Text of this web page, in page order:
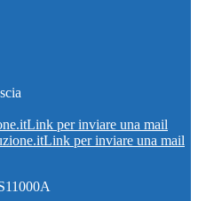
Link per inviare una mail
Link per inviare una mail